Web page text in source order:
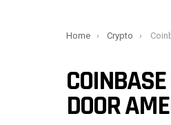
You are here:
Home Crypto
DOOR